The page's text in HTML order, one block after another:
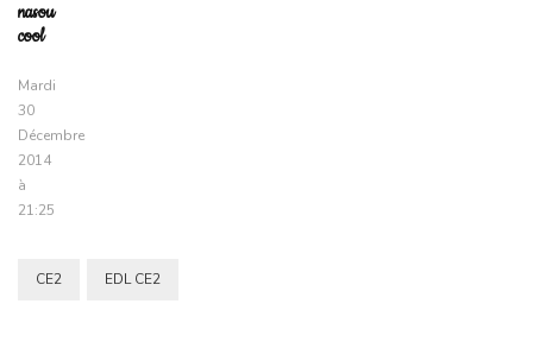
nasou
cool
Mardi
30
Décembre
2014
à
21:25
CE2 EDL CE2